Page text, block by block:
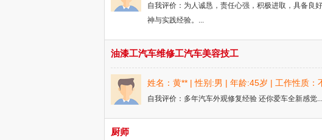
自我评价：为人诚恳，责任心强，积极进取，具备良
神与实践经验。...
油漆工汽车维修工汽车美容技工
姓名：黄** | 性别:男 | 年龄:45岁 | 工作性质：
自我评价：多年汽车外观修复经验 还你爱车全新感觉...
厨师